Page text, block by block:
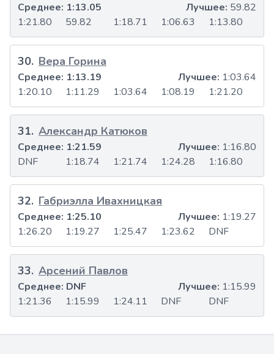
1:21.80 59.82 1:18.71 1:06.63 1:13.80
Среднее: 1:13.05 Лучшее: 59.82
30. Вера Горина
1:20.10 1:11.29 1:03.64 1:08.19 1:21.20
Среднее: 1:13.19 Лучшее: 1:03.64
31. Александр Катюков
DNF 1:18.74 1:21.74 1:24.28 1:16.80
Среднее: 1:21.59 Лучшее: 1:16.80
32. Габриэлла Ивахницкая
1:26.20 1:19.27 1:25.47 1:23.62 DNF
Среднее: 1:25.10 Лучшее: 1:19.27
33. Арсений Павлов
1:21.36 1:15.99 1:24.11 DNF DNF
Среднее: DNF Лучшее: 1:15.99